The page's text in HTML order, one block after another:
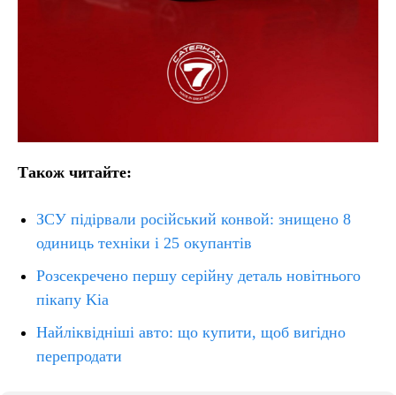
Також читайте:
ЗСУ підірвали російський конвой: знищено 8
одиниць техніки і 25 окупантів
Розсекречено першу серійну деталь новітнього
пікапу Kia
Найліквідніші авто: що купити, щоб вигідно
перепродати